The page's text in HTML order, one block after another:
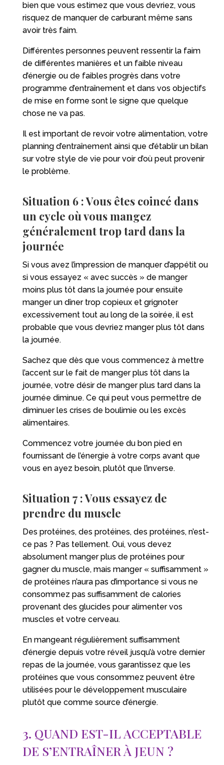
bien que vous estimez que vous devriez, vous
risquez de manquer de carburant même sans
avoir très faim.
Différentes personnes peuvent ressentir la faim
de différentes manières et un faible niveau
d’énergie ou de faibles progrès dans votre
programme d’entraînement et dans vos objectifs
de mise en forme sont le signe que quelque
chose ne va pas.
Il est important de revoir votre alimentation, votre
planning d’entraînement ainsi que d’établir un bilan
sur votre style de vie pour voir d’où peut provenir
le problème.
Situation 6 : Vous êtes coincé dans
un cycle où vous mangez
généralement trop tard dans la
journée
Si vous avez l’impression de manquer d’appétit ou
si vous essayez « avec succès » de manger
moins plus tôt dans la journée pour ensuite
manger un dîner trop copieux et grignoter
excessivement tout au long de la soirée, il est
probable que vous devriez manger plus tôt dans
la journée.
Sachez que dès que vous commencez à mettre
l’accent sur le fait de manger plus tôt dans la
journée, votre désir de manger plus tard dans la
journée diminue. Ce qui peut vous permettre de
diminuer les crises de boulimie ou les excès
alimentaires.
Commencez votre journée du bon pied en
fournissant de l’énergie à votre corps avant que
vous en ayez besoin, plutôt que l’inverse.
Situation 7 : Vous essayez de
prendre du muscle
Des protéines, des protéines, des protéines, n’est-
ce pas ? Pas tellement. Oui, vous devez
absolument manger plus de protéines pour
gagner du muscle, mais manger « suffisamment »
de protéines n’aura pas d’importance si vous ne
consommez pas suffisamment de calories
provenant des glucides pour alimenter vos
muscles et votre cerveau.
En mangeant régulièrement suffisamment
d’énergie depuis votre réveil jusqu’à votre dernier
repas de la journée, vous garantissez que les
protéines que vous consommez peuvent être
utilisées pour le développement musculaire
plutôt que comme source d’énergie.
3. QUAND EST-IL ACCEPTABLE
DE S’ENTRAÎNER À JEUN ?